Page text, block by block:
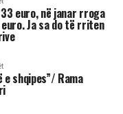
duhet të
nga
Ajo ka
të